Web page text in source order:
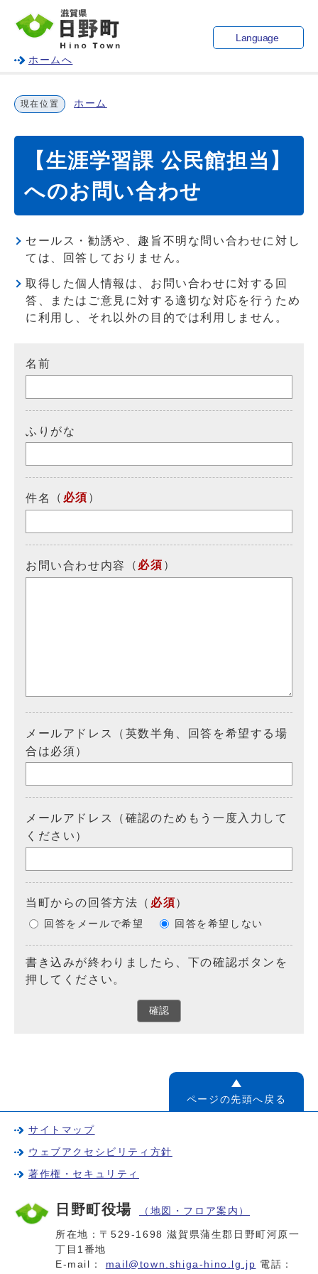
ホームへ
Language
現在位置 ホーム
【生涯学習課 公民館担当】
へのお問い合わせ
セールス・勧誘や、趣旨不明な問い合わせに対し
ては、回答しておりません。
取得した個人情報は、お問い合わせに対する回
答、またはご意見に対する適切な対応を行うため
に利用し、それ以外の目的では利用しません。
名前
ふりがな
件名 （ 必須 ）
お問い合わせ内容 （ 必須 ）
メールアドレス（英数半角、回答を希望する場
合は必須）
メールアドレス（確認のためもう一度入力して
ください）
当町からの回答方法 （ 必須）
回答をメールで希望 回答を希望しない
書き込みが終わりましたら、下の確認ボタンを
押してください。
確認
ページの先頭へ戻る
サイトマップ
ウェブアクセシビリティ方針
著作権・セキュリティ
日野町役場 （地図・フロア案内）
所在地：〒529-1698 滋賀県蒲生郡日野町河原一
丁目1番地
E-mail： mail@town.shiga-hino.lg.jp 電話：